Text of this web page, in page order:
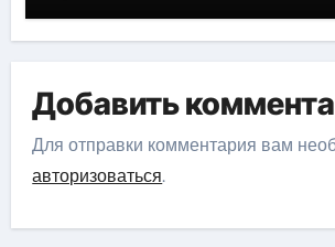
Добавить
Для отправки комментария вам
авторизоваться.